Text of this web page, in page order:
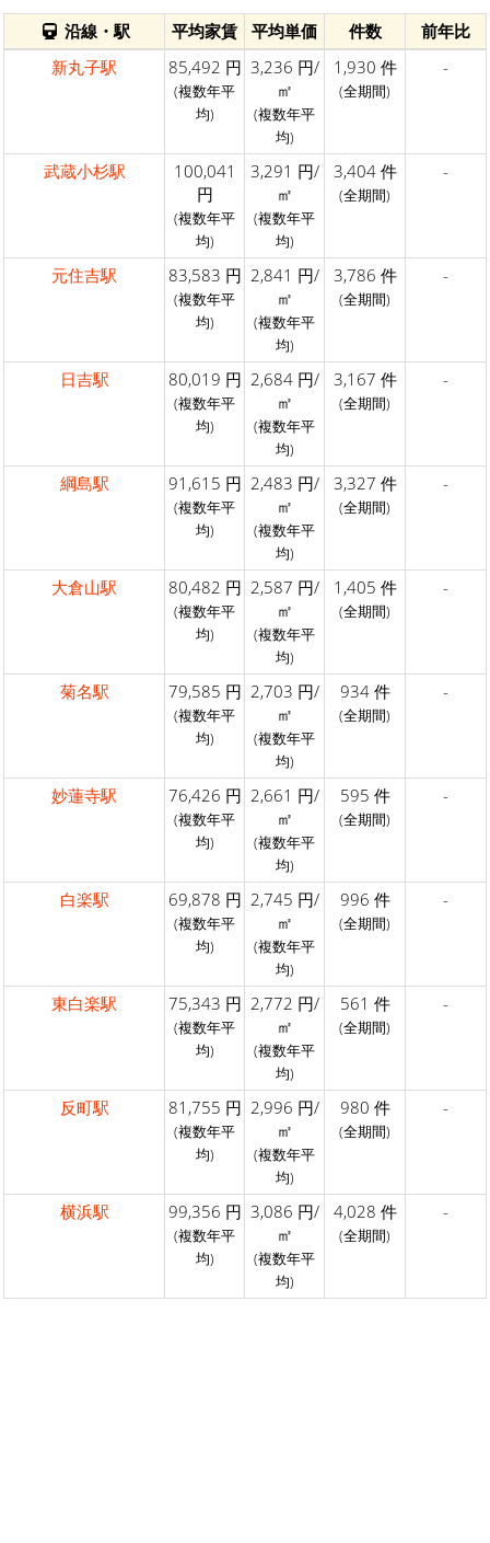
沿線・駅 平均家賃 平均単価 件数
前年比
新丸子駅
85,492 円
(複数年平
均)
3,236 円/
㎡
(複数年平
均)
1,930 件
(全期間)
-
武蔵小杉駅
100,041
円
(複数年平
均)
3,291 円/
㎡
(複数年平
均)
3,404 件
(全期間)
-
元住吉駅 83,583 円
(複数年平
均)
2,841 円/
㎡
(複数年平
均)
3,786 件
(全期間)
-
日吉駅 80,019 円
(複数年平
均)
2,684 円/
㎡
(複数年平
均)
3,167 件
(全期間)
-
綱島駅 91,615 円
(複数年平
均)
2,483 円/
㎡
(複数年平
均)
3,327 件
(全期間)
-
大倉山駅 80,482 円
(複数年平
均)
2,587 円/
㎡
(複数年平
均)
1,405 件
(全期間)
-
菊名駅 79,585 円
(複数年平
均)
2,703 円/
㎡
(複数年平
均)
934 件
(全期間)
-
妙蓮寺駅 76,426 円
(複数年平
均)
2,661 円/
㎡
(複数年平
均)
595 件
(全期間)
-
白楽駅 69,878 円
(複数年平
均)
2,745 円/
㎡
(複数年平
均)
996 件
(全期間)
-
東白楽駅 75,343 円
(複数年平
均)
2,772 円/
㎡
(複数年平
均)
561 件
(全期間)
-
反町駅 81,755 円
(複数年平
均)
2,996 円/
㎡
(複数年平
均)
980 件
(全期間)
-
横浜駅 99,356 円
(複数年平
均)
3,086 円/
㎡
(複数年平
均)
4,028 件
(全期間)
-